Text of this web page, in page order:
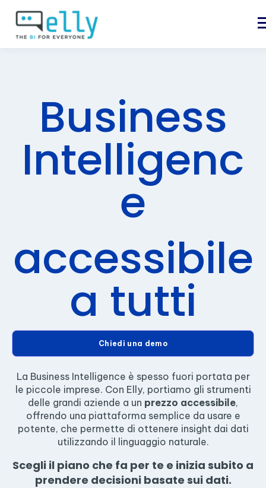
Business
Intelligenc
e
accessibile
a tutti
Chiedi una demo
La Business Intelligence è spesso fuori portata per
le piccole imprese. Con Elly, portiamo gli strumenti
delle grandi aziende a un prezzo accessibile,
offrendo una piattaforma semplice da usare e
potente, che permette di ottenere insight dai dati
utilizzando il linguaggio naturale.
Scegli il piano che fa per te e inizia subito a
prendere decisioni basate sui dati.